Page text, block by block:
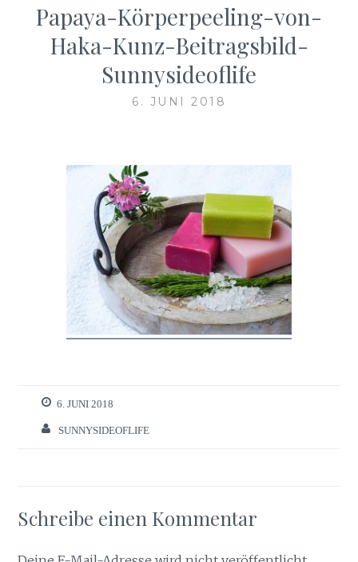
Papaya-Körperpeeling-von-
Haka-Kunz-Beitragsbild-
Sunnysideoflife
6. JUNI 2018
6. JUNI 2018
SUNNYSIDEOFLIFE
Schreibe einen Kommentar